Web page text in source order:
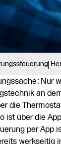
Nur
an
die
ist über die App
per App
werkseitig